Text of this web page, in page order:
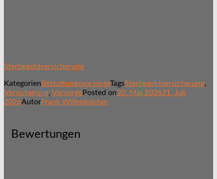
Sterbegeldversicherung
Kategorien BestattungsvorsorgeTagsSterbegeldversicherung,
Versicherung, VorsorgePosted on20. Mai 202621. Juli
2026AutorFrank Willenbücher
Bewertungen